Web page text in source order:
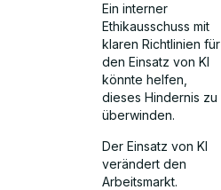
Ein interner
Ethikausschuss mit
klaren Richtlinien für
den Einsatz von KI
könnte helfen,
dieses Hindernis zu
überwinden.
Der Einsatz von KI
verändert den
Arbeitsmarkt.